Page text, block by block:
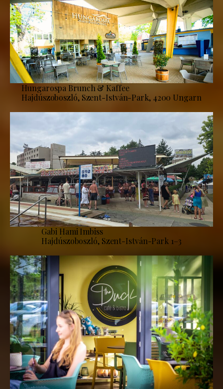
Hungarospa Brunch & Kaffee
Hajdúszoboszló, Szent-István-Park, 4200 Ungarn
Gabi Hami Imbiss
Hajdúszoboszló, Szent-István-Park 1–3